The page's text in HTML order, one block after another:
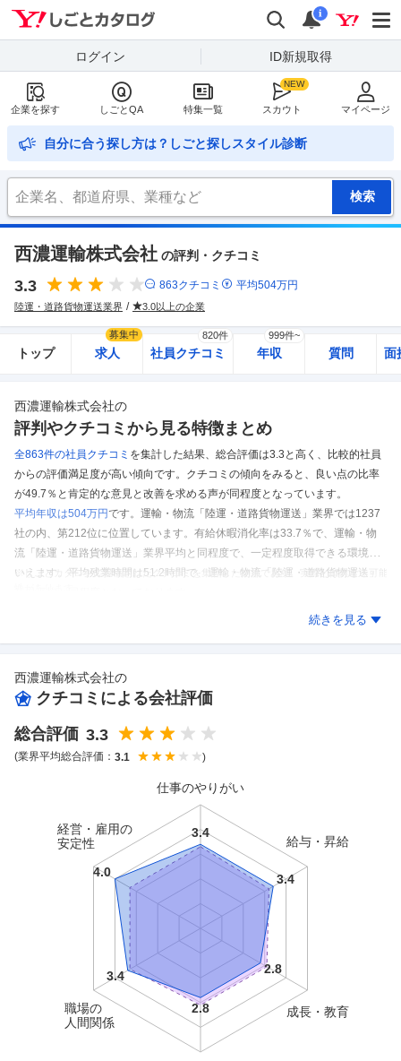
検索
通知
i
ログイン ID新規取得
企業を探す しごとQA 特集一覧 スカウト マイページ
自分に合う探し方は？しごと探しスタイル診断
西濃運輸株式会社 の評判・クチコミ
3.3 863クチコミ 平均504万円
陸運・道路貨物運送業界 3.0以上の企業
トップ 求人
募集中
社員クチコミ
820件
年収
999件~
質問 面
西濃運輸株式会社の
評判やクチコミから見る特徴まとめ
全863件の社員クチコミ を集計した結果、 総合評価は3.3と高く、比較的社員
からの評価満足度が高い傾向です。 クチコミの傾向をみると、良い点の比率
が49.7％と肯定的な意見と改善を求める声が同程度となっています。
平均年収は504万円です。 運輸・物流「陸運・道路貨物運送」業界では1237
社の内、第212位に位置しています。 有給休暇消化率は33.7％で、運輸・物
流「陸運・道路貨物運送」業界平均と同程度で、一定程度取得できる環境と
いえます。 平均残業時間は51.2時間で、運輸・物流「陸運・道路貨物運送」
※しごとカタログに投稿されたクチコミを集計した結果であり、実際とは異なる可能
続きを見る
西濃運輸株式会社の
クチコミによる会社評価
総合評価 3.3
(業界平均総合評価： 3.1 )
仕事のやりがい
給与・昇給
成長・教育
職場の
人間関係
経営・雇用の
安定性